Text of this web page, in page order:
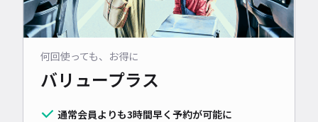
何回使っても、お得に
バリュープラス
通常会員よりも3時間早く予約が可能に